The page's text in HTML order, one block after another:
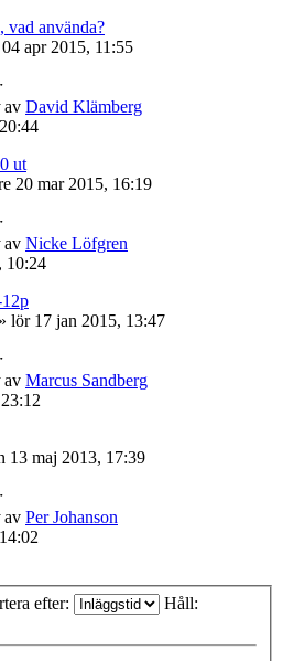
vad använda?
apr 2015, 11:55
av David Klämberg
ut
20 mar 2015, 16:19
av Nicke Löfgren
10:24
» lör 17 jan 2015, 13:47
av Marcus Sandberg
13 maj 2013, 17:39
av Per Johanson
efter: Håll: